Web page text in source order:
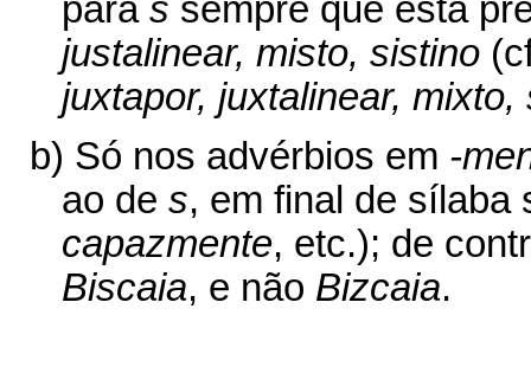
para s sempre que está
justalinear, misto, sistino
juxtapor, juxtalinear,
b) Só nos advérbios em -
ao de s, em final de sílaba
capazmente, etc.); de
Biscaia, e não Bizcaia.